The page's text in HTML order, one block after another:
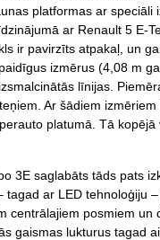
platformas ar speciāli
ar Renault 5 E-
ir pavirzīts atpakaļ, un
izmērus (4,08 m
līnijas.
Ar šādiem
platumā. Tā
3E saglabāts tāds pats
tagad ar LED tehnoloģiju
centrālajiem posmiem un
gaismas lukturus tagad